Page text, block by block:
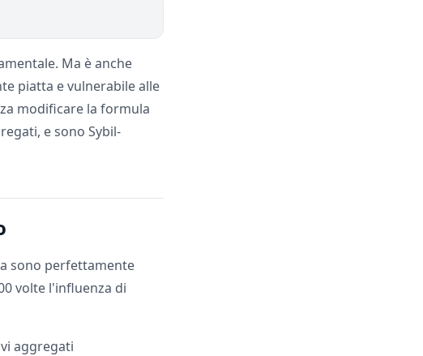
Ma è anche
piatta e vulnerabile alle
modificare la formula
e sono Sybil-
sono perfettamente
volte l'influenza di
aggregati